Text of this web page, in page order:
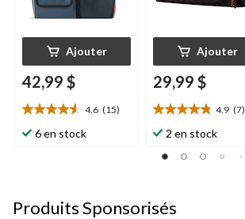
Ajouter
42,99 $
4.6 (15)
4.6
étoile(s)
6 en stock
Ajouter
29,99 $
4.9 (7)
4.9
étoile(s)
5.
2 en stock
Produits Sponsorisés